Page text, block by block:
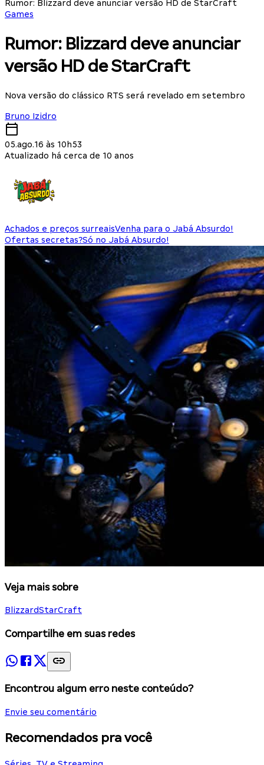
Rumor: Blizzard deve anunciar versão HD de StarCraft
Games
Rumor: Blizzard deve anunciar
versão HD de StarCraft
Nova versão do clássico RTS será revelado em setembro
Bruno Izidro
05.ago.16 às 10h53
Atualizado há cerca de 10 anos
Achados e preços surreaisVenha para o Jabá Absurdo!
Ofertas secretas?Só no Jabá Absurdo!
Veja mais sobre
BlizzardStarCraft
Compartilhe em suas redes
Encontrou algum erro neste conteúdo?
Envie seu comentário
Recomendados pra você